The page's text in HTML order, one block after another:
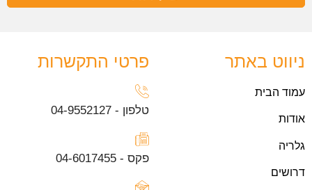
ניווט באתר
עמוד הבית
אודות
גלריה
דרושים
פרטי התקשרות
טלפון - 04-9552127
פקס - 04-6017455